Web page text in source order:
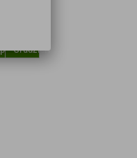
Grudzień